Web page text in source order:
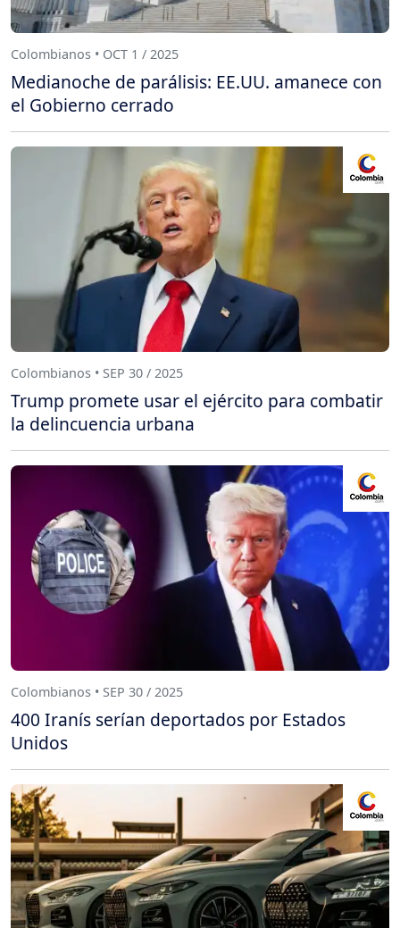
Colombianos • OCT 1 / 2025
Medianoche de parálisis: EE.UU. amanece con
el Gobierno cerrado
Colombianos • SEP 30 / 2025
Trump promete usar el ejército para combatir
la delincuencia urbana
Colombianos • SEP 30 / 2025
400 Iranís serían deportados por Estados
Unidos